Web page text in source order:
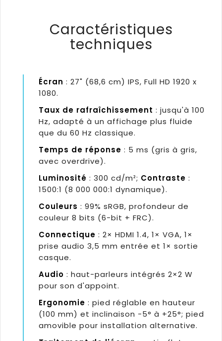
Caractéristiques
techniques
Écran : 27" (68,6 cm) IPS, Full HD 1920 x
1080.
Taux de rafraîchissement : jusqu'à 100
Hz, adapté à un affichage plus fluide
que du 60 Hz classique.
Temps de réponse : 5 ms (gris à gris,
avec overdrive).
Luminosité : 300 cd/m²; Contraste :
1500:1 (8 000 000:1 dynamique).
Couleurs : 99% sRGB, profondeur de
couleur 8 bits (6-bit + FRC).
Connectique : 2× HDMI 1.4, 1× VGA, 1×
prise audio 3,5 mm entrée et 1× sortie
casque.
Audio : haut-parleurs intégrés 2×2 W
pour son d'appoint.
Ergonomie : pied réglable en hauteur
(100 mm) et inclinaison -5° à +25°; pied
amovible pour installation alternative.